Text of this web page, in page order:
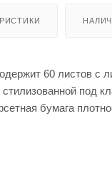
60 листов с
под
бумага